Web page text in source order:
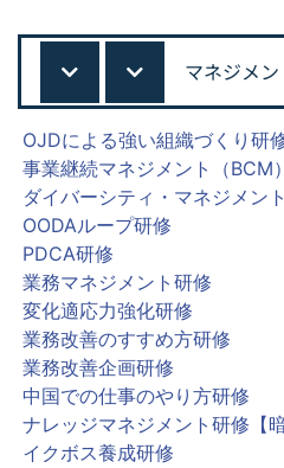
マネジメン
OJDによる強い組織づくり研
事業継続マネジメント（BCM
ダイバーシティ・マネジメン
OODAループ研修
PDCA研修
業務マネジメント研修
変化適応力強化研修
業務改善のすすめ方研修
業務改善企画研修
中国での仕事のやり方研修
ナレッジマネジメント研修【
イクボス養成研修